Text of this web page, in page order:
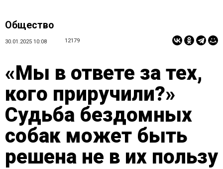
Общество
30.01.2025 10:08 12179
«Мы в ответе за тех,
кого приручили?»
Судьба бездомных
собак может быть
решена не в их пользу